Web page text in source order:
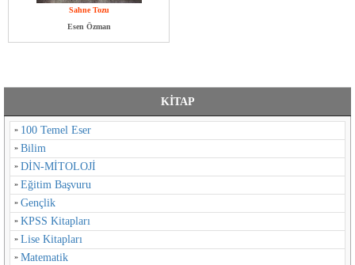
Sahne Tozu
Esen Özman
KİTAP
100 Temel Eser
Bilim
DİN-MİTOLOJİ
Eğitim Başvuru
Gençlik
KPSS Kitapları
Lise Kitapları
Matematik